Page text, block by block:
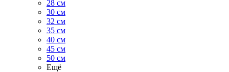
28 см
30 см
32 см
35 см
40 см
45 см
50 см
Ещё